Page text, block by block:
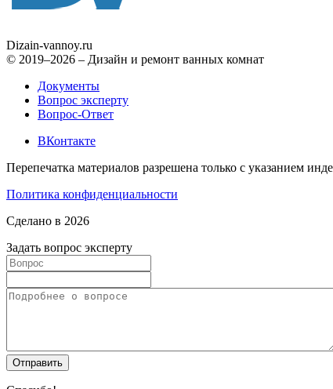
Dizain-vannoy.ru
© 2019–2026 – Дизайн и ремонт ванных комнат
Документы
Вопрос эксперту
Вопрос-Ответ
ВКонтакте
Перепечатка материалов разрешена только с указанием
Политика конфиденциальности
Сделано в 2026
Задать вопрос эксперту